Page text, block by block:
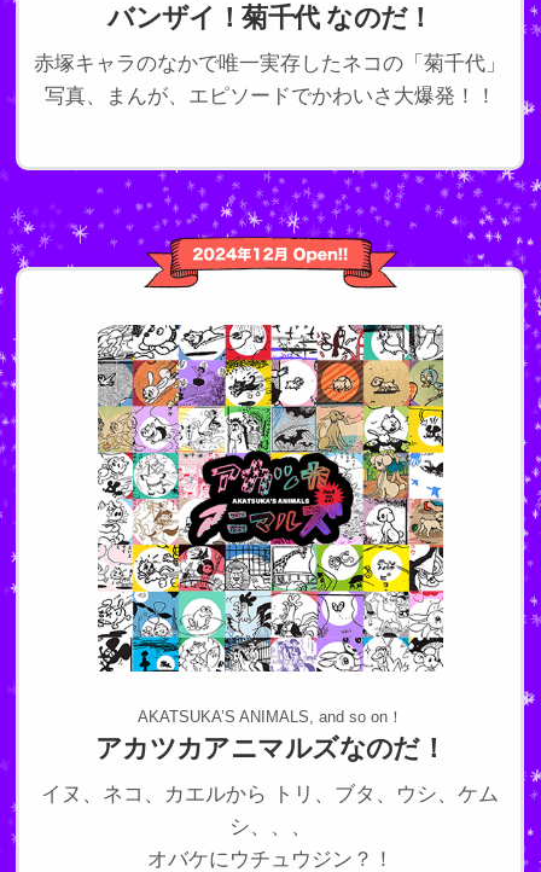
バンザイ！菊千代 なのだ！
赤塚キャラのなかで唯一実存したネコの「菊千代」
写真、まんが、エピソードでかわいさ大爆発！！
AKATSUKA’S ANIMALS, and so on！
アカツカアニマルズなのだ！
イヌ、ネコ、カエルから トリ、ブタ、ウシ、ケム
シ、、、
オバケにウチュウジン？！